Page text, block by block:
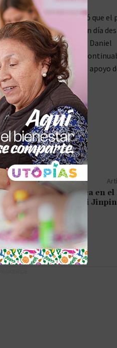
ante la ONU declaró que el
que este le ataque. Un día
(FDI), el contraalmirante Daniel
respuesta «mortal
» si
Aviv cuenta con pleno apoyo
Alianza Estratégica en
Putin Visita a Xi